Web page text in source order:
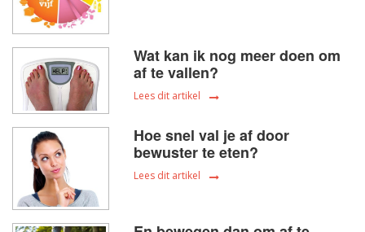
Wat kan ik nog meer doen om
af te vallen?
Lees dit artikel
Hoe snel val je af door
bewuster te eten?
Lees dit artikel